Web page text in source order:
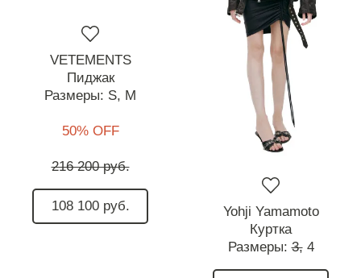
VETEMENTS
Пиджак
Размеры: S, M
50% OFF
216 200 руб.
108 100 руб.
Yohji Yamamoto
Куртка
Размеры:3, 4